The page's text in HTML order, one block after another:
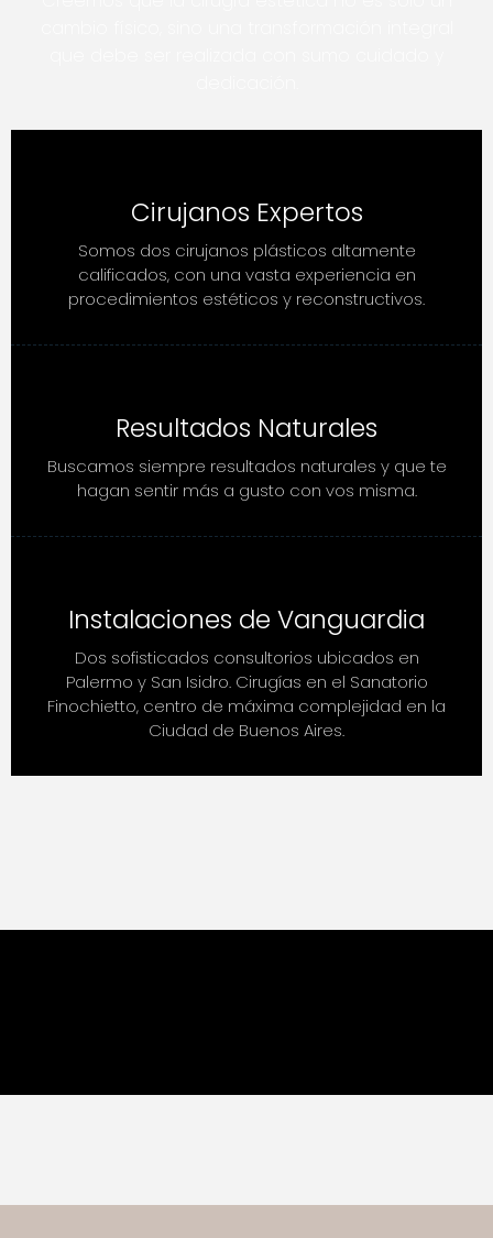
Cirujanos Expertos
Somos dos cirujanos plásticos altamente
calificados, con una vasta experiencia en
procedimientos estéticos y reconstructivos.
Resultados Naturales
Buscamos siempre resultados naturales y que te
hagan sentir más a gusto con vos misma.
Instalaciones de Vanguardia
Dos sofisticados consultorios ubicados en
Palermo y San Isidro. Cirugías en el Sanatorio
Finochietto, centro de máxima complejidad en la
Ciudad de Buenos Aires.